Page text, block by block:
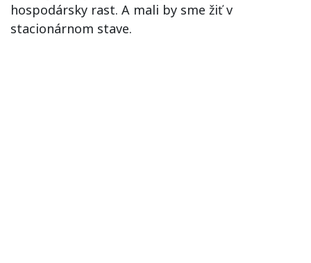
hospodársky rast. A mali by sme žiť v
stacionárnom stave.